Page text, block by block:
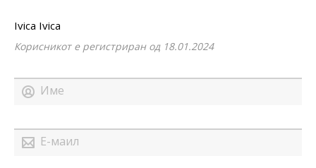
Ivica Ivica
Корисникот е регистриран од 18.01.2024